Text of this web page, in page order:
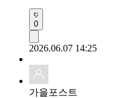
0
2026.06.07 14:25
가을포스트